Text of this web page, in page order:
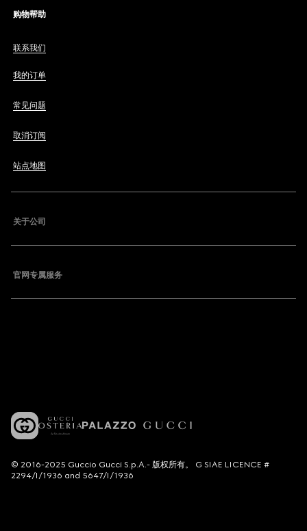
购物帮助
联系我们
我的订单
常见问题
取消订阅
站点地图
关于公司
官网专属服务
© 2016-2025 Guccio Gucci S.p.A.- 版权所有。 G SIAE LICENCE #
2294/I/1936 and 5647/I/1936